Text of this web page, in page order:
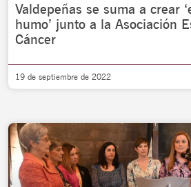
Valdepeñas se suma a crear
humo’ junto a la Asociación
Cáncer
19 de septiembre de 2022